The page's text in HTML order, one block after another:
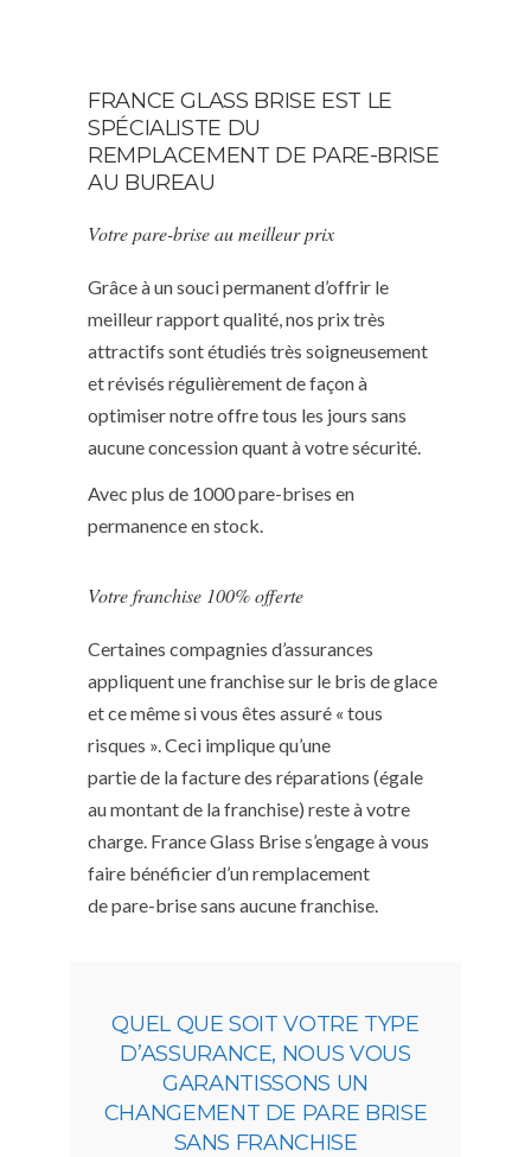
FRANCE GLASS BRISE EST LE
SPÉCIALISTE DU
REMPLACEMENT DE PARE-BRISE
AU BUREAU
Votre pare-brise au meilleur prix
Grâce à un souci permanent d’offrir le
meilleur rapport qualité, nos prix très
attractifs sont étudiés très soigneusement
et révisés régulièrement de façon à
optimiser notre offre tous les jours sans
aucune concession quant à votre sécurité.
Avec plus de 1000 pare-brises en
permanence en stock.
Votre franchise 100% offerte
Certaines compagnies d’assurances
appliquent une franchise sur le bris de glace
et ce même si vous êtes assuré « tous
risques ». Ceci implique qu’une
partie de la facture des réparations (égale
au montant de la franchise) reste à votre
charge. France Glass Brise s’engage à vous
faire bénéficier d’un remplacement
de pare-brise sans aucune franchise.
QUEL QUE SOIT VOTRE TYPE
D’ASSURANCE, NOUS VOUS
GARANTISSONS UN
CHANGEMENT DE PARE BRISE
SANS FRANCHISE